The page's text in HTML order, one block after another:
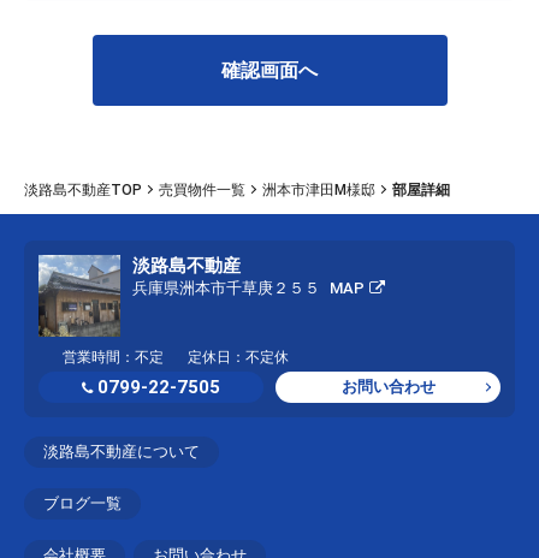
淡路島不動産TOP 売買物件一覧 洲本市津田M様邸 部屋詳細
淡路島不動産
兵庫県洲本市千草庚２５５ MAP
営業時間：不定 定休日：不定休
0799-22-7505 お問い合わせ
淡路島不動産について
ブログ一覧